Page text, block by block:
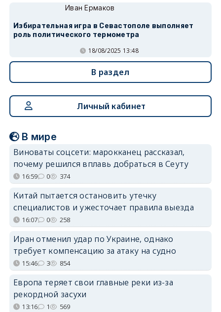
Иван Ермаков
Избирательная игра в Севастополе выполняет
роль политического термометра
18/08/2025 13:48
В раздел
Личный кабинет
В мире
Виноваты соцсети: марокканец рассказал,
почему решился вплавь добраться в Сеуту
16:59 0 374
Китай пытается остановить утечку
специалистов и ужесточает правила выезда
16:07 0 258
Иран отменил удар по Украине, однако
требует компенсацию за атаку на судно
15:46 3 854
Европа теряет свои главные реки из-за
рекордной засухи
13:16 1 569